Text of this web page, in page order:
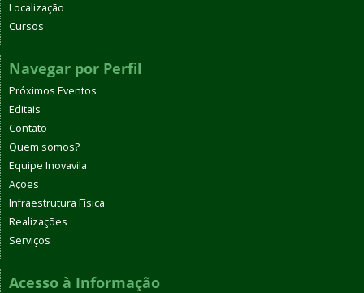
Localização
Cursos
Navegar por Perfil
Próximos Eventos
Editais
Contato
Quem somos?
Equipe Inovavila
Ações
Infraestrutura Física
Realizações
Serviços
Acesso à Informação